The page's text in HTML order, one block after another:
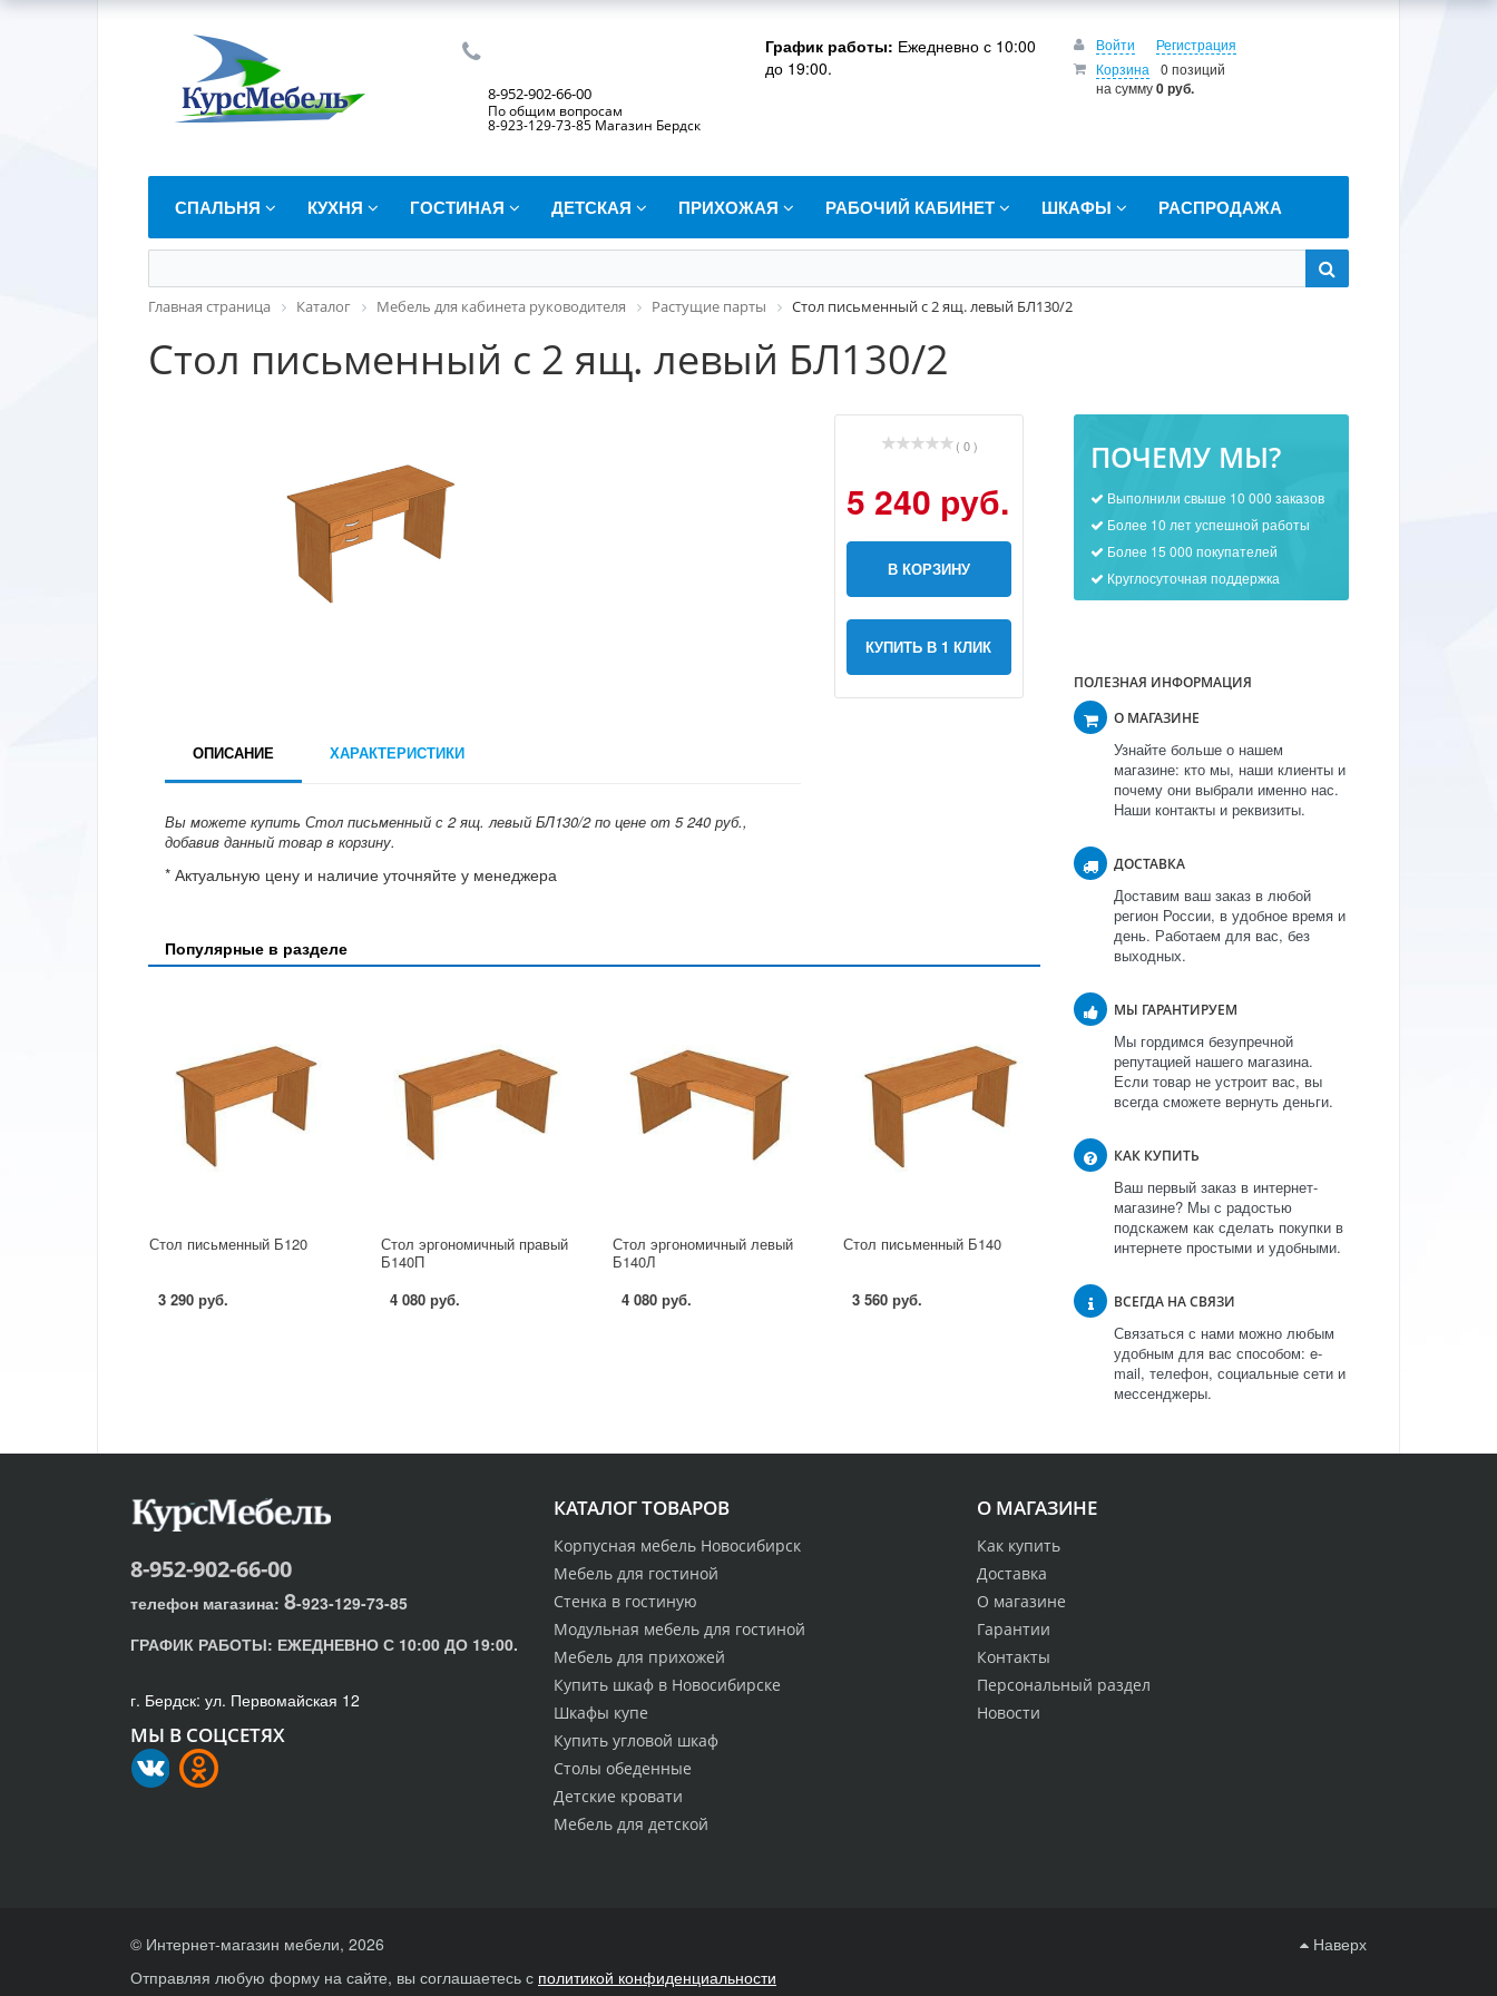
8-952-902-66-00
По общим вопросам
8-923-129-73-85 Магазин Бердск
График работы: Ежедневно с 10:00
до 19:00.
Войти
Регистрация
Корзина
0 позиций
на сумму0 руб.
СПАЛЬНЯ КУХНЯ ГОСТИНАЯ ДЕТСКАЯ ПРИХОЖАЯ РАБОЧИЙ КАБИНЕТ ШКАФЫ РАСПРОДАЖА
Главная страница Каталог Мебель для кабинета руководителя Растущие парты Стол письменный с 2 ящ. левый БЛ130/2
Стол письменный с 2 ящ. левый БЛ130/2
( 0 )
5 240 руб.
В КОРЗИНУ
КУПИТЬ В 1 КЛИК
ОПИСАНИЕ ХАРАКТЕРИСТИКИ
Вы можете купить Стол письменный с 2 ящ. левый БЛ130/2 по цене от 5 240 руб.,
добавив данный товар в корзину.
* Актуальную цену и наличие уточняйте у менеджера
Популярные в разделе
Стол письменный Б120
3 290 руб.
Стол эргономичный правый
Б140П
4 080 руб.
Стол эргономичный левый
Б140Л
4 080 руб.
Стол письменный Б140
3 560 руб.
ПОЧЕМУ МЫ?
Выполнили свыше 10 000 заказов
Более 10 лет успешной работы
Более 15 000 покупателей
Круглосуточная поддержка
ПОЛЕЗНАЯ ИНФОРМАЦИЯ
О МАГАЗИНЕ
Узнайте больше о нашем
магазине: кто мы, наши клиенты и
почему они выбрали именно нас.
Наши контакты и реквизиты.
ДОСТАВКА
Доставим ваш заказ в любой
регион России, в удобное время и
день. Работаем для вас, без
выходных.
МЫ ГАРАНТИРУЕМ
Мы гордимся безупречной
репутацией нашего магазина.
Если товар не устроит вас, вы
всегда сможете вернуть деньги.
КАК КУПИТЬ
Ваш первый заказ в интернет-
магазине? Мы с радостью
подскажем как сделать покупки в
интернете простыми и удобными.
ВСЕГДА НА СВЯЗИ
Связаться с нами можно любым
удобным для вас способом: e-
mail, телефон, социальные сети и
мессенджеры.
О МАГАЗИНЕ
Как купить
Доставка
О магазине
Гарантии
Контакты
Персональный раздел
Новости
КАТАЛОГ ТОВАРОВ
Корпусная мебель Новосибирск
Мебель для гостиной
Стенка в гостиную
Модульная мебель для гостиной
Мебель для прихожей
Купить шкаф в Новосибирске
Шкафы купе
Купить угловой шкаф
Столы обеденные
Детские кровати
Мебель для детской
8-952-902-66-00
телефон магазина: 8-923-129-73-85
ГРАФИК РАБОТЫ: ЕЖЕДНЕВНО С 10:00 ДО 19:00.
г. Бердск: ул. Первомайская 12
МЫ В СОЦСЕТЯХ
© Интернет-магазин мебели, 2026
Наверх
Отправляя любую форму на сайте, вы соглашаетесь с политикой конфиденциальности